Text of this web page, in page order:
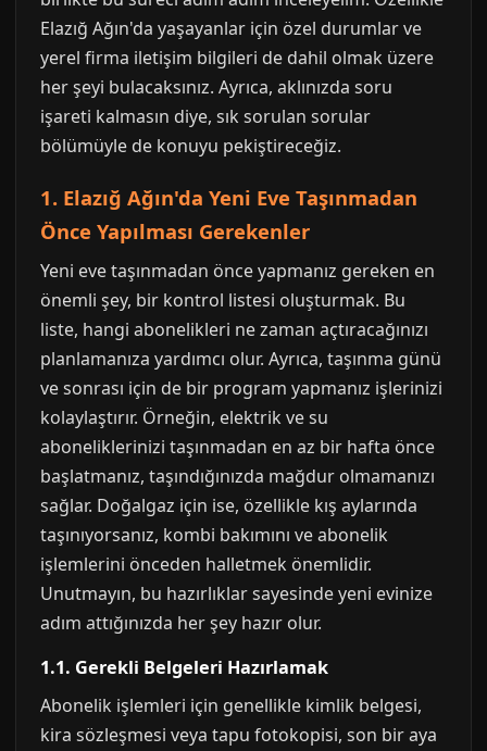
Elazığ Ağın'da yaşayanlar için özel durumlar ve
yerel firma iletişim bilgileri de dahil olmak üzere
her şeyi bulacaksınız. Ayrıca, aklınızda soru
işareti kalmasın diye, sık sorulan sorular
bölümüyle de konuyu pekiştireceğiz.
1. Elazığ Ağın'da Yeni Eve Taşınmadan
Önce Yapılması Gerekenler
Yeni eve taşınmadan önce yapmanız gereken en
önemli şey, bir kontrol listesi oluşturmak. Bu
liste, hangi abonelikleri ne zaman açtıracağınızı
planlamanıza yardımcı olur. Ayrıca, taşınma günü
ve sonrası için de bir program yapmanız işlerinizi
kolaylaştırır. Örneğin, elektrik ve su
aboneliklerinizi taşınmadan en az bir hafta önce
başlatmanız, taşındığınızda mağdur olmamanızı
sağlar. Doğalgaz için ise, özellikle kış aylarında
taşınıyorsanız, kombi bakımını ve abonelik
işlemlerini önceden halletmek önemlidir.
Unutmayın, bu hazırlıklar sayesinde yeni evinize
adım attığınızda her şey hazır olur.
1.1. Gerekli Belgeleri Hazırlamak
Abonelik işlemleri için genellikle kimlik belgesi,
kira sözleşmesi veya tapu fotokopisi, son bir aya